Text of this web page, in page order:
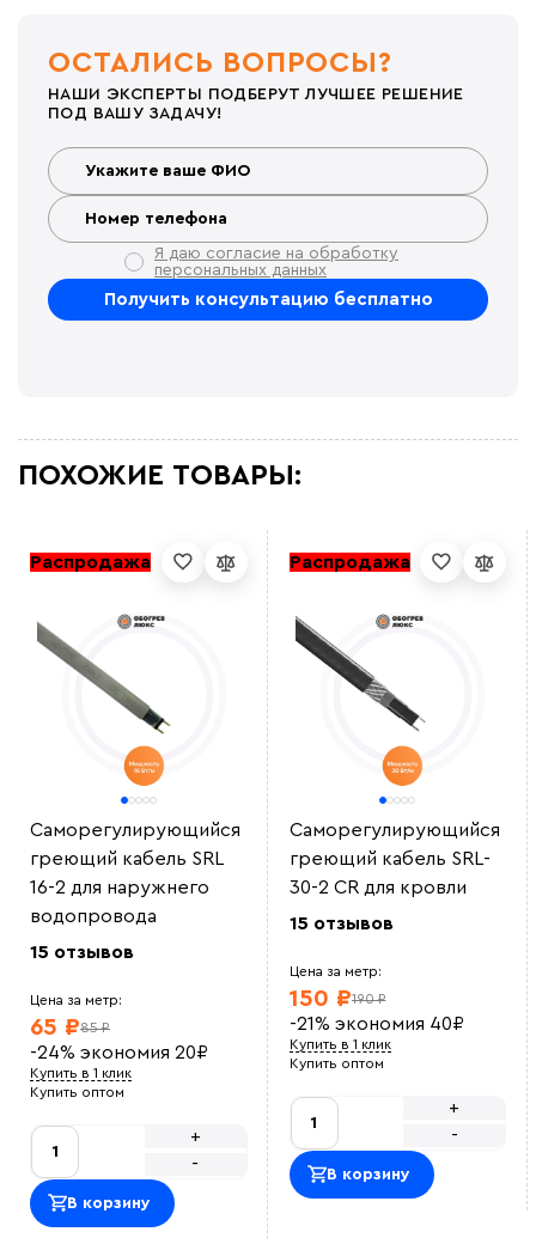
ОСТАЛИСЬ ВОПРОСЫ?
НАШИ ЭКСПЕРТЫ ПОДБЕРУТ ЛУЧШЕЕ РЕШЕНИЕ
ПОД ВАШУ ЗАДАЧУ!
Я даю согласие на обработку
персональных данных
ПОХОЖИЕ ТОВАРЫ:
Распродажа
Саморегулирующийся
греющий кабель SRL
16-2 для наружнего
водопровода
15 отзывов
Цена за метр:
85 ₽
65 ₽
-24% экономия 20₽
Купить в 1 клик
Купить оптом
-
+
В корзину
Распродажа
Саморегулирующийся
греющий кабель SRL-
30-2 CR для кровли
15 отзывов
Цена за метр:
190 ₽
150 ₽
-21% экономия 40₽
Купить в 1 клик
Купить оптом
-
+
В корзину